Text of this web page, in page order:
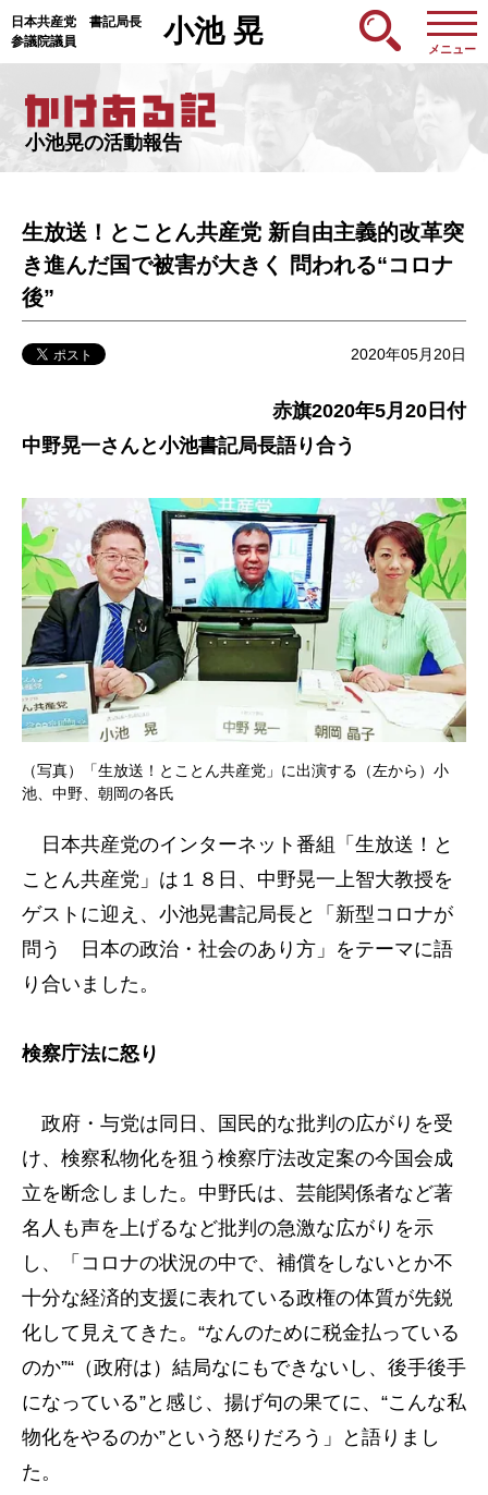
日本共産党 書記局長
参議院議員
小池 晃
メニュー
小池晃の活動報告
生放送！とことん共産党 新自由主義的改革突
き進んだ国で被害が大きく 問われる“コロナ
後”
2020年05月20日
赤旗2020年5月20日付
中野晃一さんと小池書記局長語り合う
（写真）「生放送！とことん共産党」に出演する（左から）小
池、中野、朝岡の各氏
日本共産党のインターネット番組「生放送！と
ことん共産党」は１８日、中野晃一上智大教授を
ゲストに迎え、小池晃書記局長と「新型コロナが
問う 日本の政治・社会のあり方」をテーマに語
り合いました。
検察庁法に怒り
政府・与党は同日、国民的な批判の広がりを受
け、検察私物化を狙う検察庁法改定案の今国会成
立を断念しました。中野氏は、芸能関係者など著
名人も声を上げるなど批判の急激な広がりを示
し、「コロナの状況の中で、補償をしないとか不
十分な経済的支援に表れている政権の体質が先鋭
化して見えてきた。“なんのために税金払っている
のか”“（政府は）結局なにもできないし、後手後手
になっている”と感じ、揚げ句の果てに、“こんな私
物化をやるのか”という怒りだろう」と語りまし
た。